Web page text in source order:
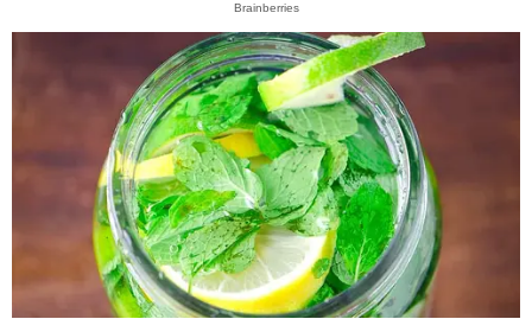
Brainberries